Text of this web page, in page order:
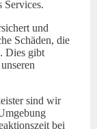
Services.
und
Schäden, die
Dies gibt
sind wir
bei